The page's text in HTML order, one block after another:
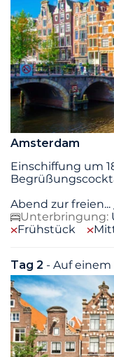
Amsterdam
Einschiffung um
Abend zur freien...
Unterbringung:
Frühstück
Tag 2 - Auf einem